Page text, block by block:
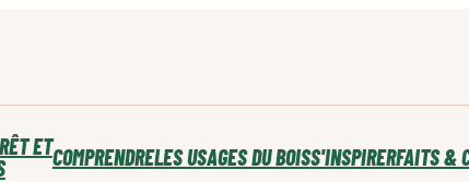
ETCOMPRENDRELES USAGES DU BOISS'INSPIRERFAITS &